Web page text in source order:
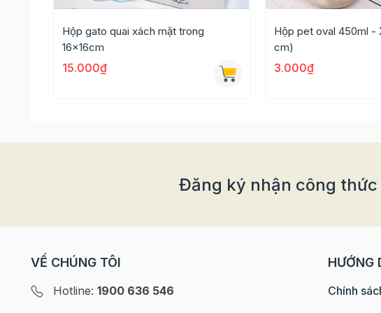
Thông tin chi tiết
Hộp gato quai xách mặt trong
16x16cm
15.000₫
Hộp pet oval 450ml -
cm)
3.000₫
Đăng ký nhận công thức
VỀ CHÚNG TÔI
Hotline: 1900 636 546
HƯỚNG
Chính